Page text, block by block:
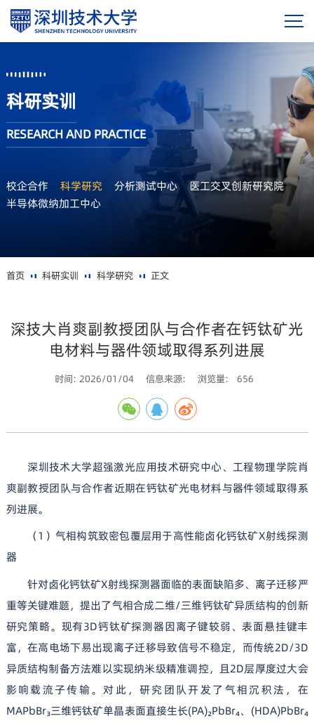
科研实训
RESEARCH AND PRACTICE
校企合作 科学研究 分析测试中心
医工交叉创新研究院
半导体微纳加工中心
首页 科研实训 科学研究 正文
深技大肖爽副教授团队与合作者在钙钛矿光
电材料与器件领域取得系列进展
时间: 2026/01/04 信息来源: 浏览量: 656
深圳技术大学超强激光应用技术研究中心、工程物理学院肖
爽副教授团队与合作者近期在钙钛矿光电材料与器件领域取得系
列进展。
（1）气相构筑致密包覆层用于高性能卤化钙钛矿X射线探测
器
针对卤化钙钛矿X射线探测器面临的表面缺陷多、离子迁移严
重等关键难题，提出了气相合成二维/三维钙钛矿异质结构的创新
研究策略。现有3D钙钛矿探测器因离子键较弱、表面悬挂键丰
富，在高电场下易出现离子迁移导致信号不稳定，而传统2D/3D
异质结构制备方法难以实现纳米级精准调控，且2D层厚度过大会
影响载流子传输。对此，研究团队开发了气相沉积法，在
MAPbBr₃三维钙钛矿单晶表面直接生长(PA)₂PbBr₄、(HDA)PbBr₄